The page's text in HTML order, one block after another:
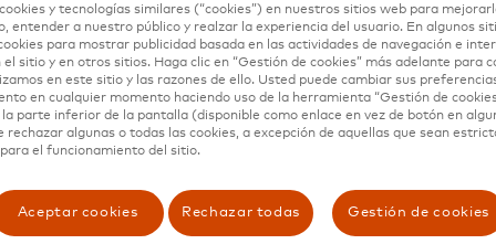
solo como patrocinador, sino como un verdadero
el de las oportunidades. Lo hace activando
e impulsando la conexión entre las personas y sus
con la CONMEBOL no solo busca apoyar el
crear experiencias significativas, abrir puertas,
con lo que aman. Mastercard fue un socio
a futbolistas que hoy son referentes dentro y
de este año marca un hito especial: por cuarta vez
de este prestigioso torneo. Fue anfitrión parcial en
y tecnologías similares (“cookies”) en nuestros sitios web para
entender a nuestro público y realzar la experiencia del usuario. En algunos
para mostrar publicidad basada en las actividades de navegación e
el sitio y en otros sitios. Haga clic en “Gestión de cookies” más adelante para
en este sitio y las razones de ello. Usted puede cambiar sus
en cualquier momento haciendo uso de la herramienta “Gestión de
la parte inferior de la pantalla (disponible como enlace en vez de botón en
rechazar algunas o todas las cookies, a excepción de aquellas que sean
el funcionamiento del sitio.
Aceptar cookies Rechazar todas Gestión de cookies